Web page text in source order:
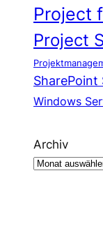
Project
Project
SharePoint
Windows
Archiv